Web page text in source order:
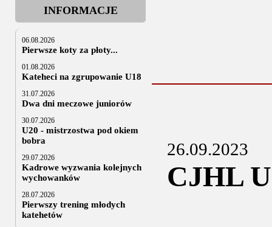
INFORMACJE
06.08.2026
Pierwsze koty za płoty...
01.08.2026
Kateheci na zgrupowanie U18
31.07.2026
Dwa dni meczowe juniorów
30.07.2026
U20 - mistrzostwa pod okiem
bobra
29.07.2026
Kadrowe wyzwania kolejnych
wychowanków
28.07.2026
Pierwszy trening młodych
katehetów
26.09.2023
CJHL